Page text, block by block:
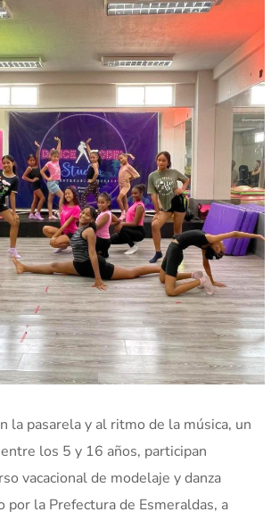
la pasarela y al ritmo de la música, un
los 5 y 16 años, participan
vacacional de modelaje y danza
por la Prefectura de Esmeraldas, a